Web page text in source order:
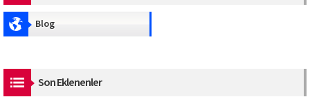
Blog
Son Eklenenler